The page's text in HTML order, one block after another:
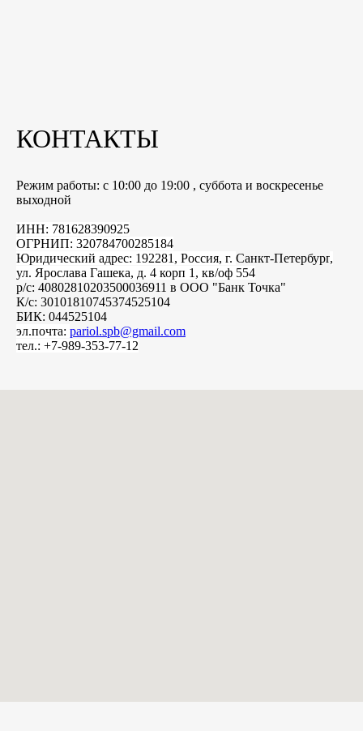
КОНТАКТЫ
Режим работы: с 10:00 до 19:00 , суббота и воскресенье
выходной
ИНН: 781628390925
ОГРНИП: 320784700285184
Юридический адрес: 192281, Россия, г. Санкт-Петербург,
ул. Ярослава Гашека, д. 4 корп 1, кв/оф 554
р/с: 40802810203500036911 в ООО "Банк Точка"
К/с: 30101810745374525104
БИК: 044525104
эл.почта: pariol.spb@gmail.com
тел.: +7-989-353-77-12